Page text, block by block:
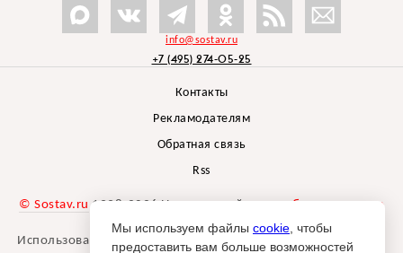
info@sostav.ru
+7 (495) 274-05-25
Контакты
Рекламодателям
Обратная связь
Rss
© Sostav.ru 1998-2026 Независимый проектбрендингового
агентства Depot
Использование материалов Sostav.ru допустимо только при
Мы используем файлы cookie , чтобы
предоставить вам больше возможностей